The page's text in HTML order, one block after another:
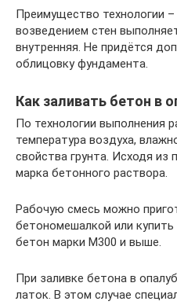
Преимущество технологии
возведением стен
внутренняя. Не придётся
облицовку фундамента.
Как заливать бетон в
По технологии выполнения
температура воздуха,
свойства грунта. Исходя из
марка бетонного раствора.
Рабочую смесь можно
бетономешалкой или
бетон марки М300 и выше.
При заливке бетона в
латок. В этом случае